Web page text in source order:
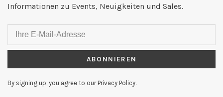
Informationen zu Events, Neuigkeiten und Sales.
ABONNIEREN
By signing up, you agree to our Privacy Policy.